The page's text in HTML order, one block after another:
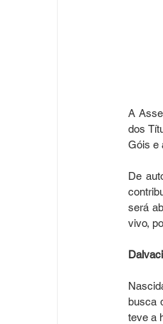
A
dos
Góis e
De
será
vivo,
busca
teve a